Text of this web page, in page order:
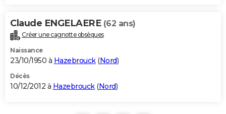
Claude ENGELAERE (62 ans)
Créer une cagnotte obsèques
Naissance
23/10/1950 à Hazebrouck(Nord)
Décès
10/12/2012 à Hazebrouck(Nord)